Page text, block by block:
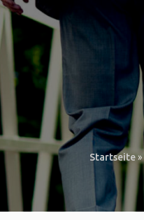
Startseite»